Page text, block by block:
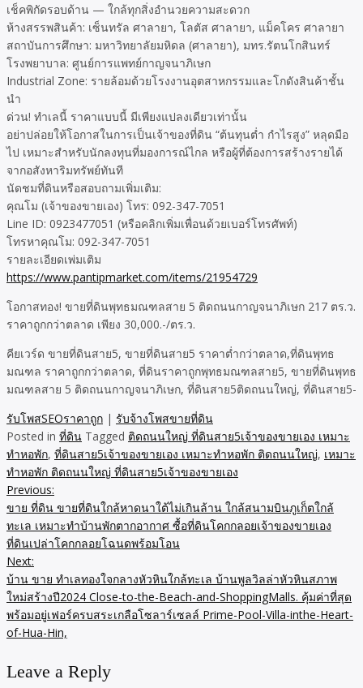
เช็คพิกัดรอบด้าน — ใกล้ทุกสิ่งอำนวยความสะดวก
ห้างสรรพสินค้า: เซ็นทรัล ศาลายา, โลตัส ศาลายา, แม็คโคร ศาลายา
สถาบันการศึกษา: มหาวิทยาลัยมหิดล (ศาลายา), มทร.รัตนโกสินทร์
โรงพยาบาล: ศูนย์การแพทย์กาญจนาภิเษก
Industrial Zone: รายล้อมด้วยโรงงานอุตสาหกรรมและโกดังสินค้าชั้น
นำ
ด่วน! ทำเลนี้ ราคาแบบนี้ มีเพียงแปลงเดียวเท่านั้น
อย่าปล่อยให้โอกาสในการเป็นเจ้าของที่ดิน “ต้นทุนต่ำ กำไรสูง” หลุดมือ
ไป เหมาะสำหรับนักลงทุนที่มองการณ์ไกล หรือผู้ที่ต้องการสร้างรายได้
จากอสังหาริมทรัพย์ทันที
นัดชมที่ดินหรือสอบถามเพิ่มเติม:
คุณโม (เจ้าของขายเอง) โทร: 092-347-7051
Line ID: 0923477051 (หรือคลิกเพิ่มเพื่อนด้วยเบอร์โทรศัพท์)
โทรหาคุณโม: 092-347-7051
รายละเอียดเพ่มเติม
https://www.pantipmarket.com/items/21954729
โอกาสทอง! ขายที่ดินพุทธมณฑลสาย 5 ติดถนนกาญจนาภิเษก 217 ตร.ว.
ราคาถูกกว่าตลาด เพียง 30,000.-/ตร.ว.
คียเวร์ด ขายที่ดินสาย5, ขายที่ดินสาย5 ราคาต่ำกว่าตลาด,ที่ดินพุทธ
มณฑล ราคาถูกกว่าตลาด, ที่ดินราคาถูกพุทธมณฑลสาย5, ขายที่ดินพุทธ
มณฑลสาย 5 ติดถนนกาญจนาภิเษก, ที่ดินสาย5ติดถนนใหญ่, ที่ดินสาย5-
รับโพสSEOราคาถูก | รับจ้างโพสขายที่ดิน
Posted in ที่ดิน Tagged ติดถนนใหญ่ ที่ดินสาย5เจ้าของขายเอง เหมาะ
ทำหอพัก, ที่ดินสาย5เจ้าของขายเอง เหมาะทำหอพัก ติดถนนใหญ่, เหมาะ
ทำหอพัก ติดถนนใหญ่ ที่ดินสาย5เจ้าของขายเอง
Post
navigation
Previous:
ขาย ที่ดิน ขายที่ดินใกล้หาดนาใต้ไม่เกินล้าน ใกล้สนามบินภูเก็ตใกล้
ทะเล เหมาะทำบ้านพักตากอากาศ ซื้อที่ดินโคกกลอยเจ้าของขายเอง
ที่ดินเปล่าโคกกลอยโฉนดพร้อมโอน
Next:
บ้าน ขาย ทำเลทองใจกลางหัวหินใกล้ทะเล บ้านพูลวิลล่าหัวหินสภาพ
ใหม่สร้างปี2024 Close-to-the-Beach-and-ShoppingMalls. คุ้มค่าที่สุด
พร้อมอยู่เฟอร์ครบสระเกลือโซลาร์เซลล์ Prime-Pool-Villa-inthe-Heart-
of-Hua-Hin,
Leave a Reply